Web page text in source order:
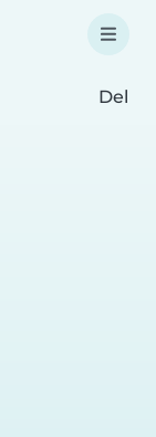
Del